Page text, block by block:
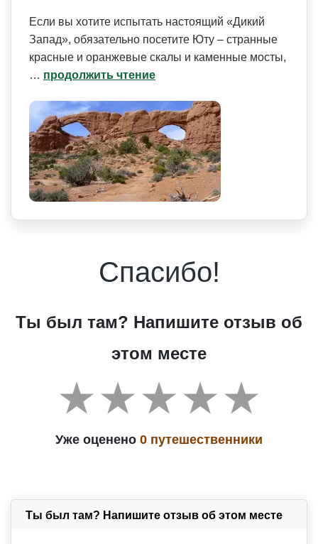
Если вы хотите испытать настоящий «Дикий
Запад», обязательно посетите Юту – странные
красные и оранжевые скалы и каменные мосты,
… продолжить чтение
Спасибо!
Ты был там? Напишите отзыв об
этом месте
Уже оценено 0 путешественники
Ты был там? Напишите отзыв об этом месте